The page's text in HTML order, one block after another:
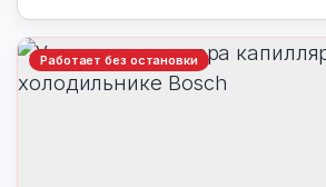
Работает без остановки